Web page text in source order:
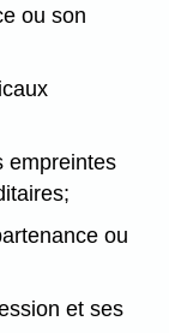
ou son
empreintes
ou
et ses